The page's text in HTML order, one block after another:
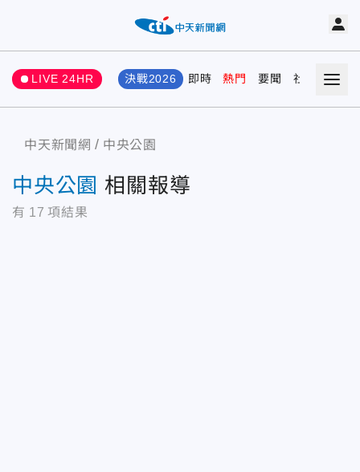
LIVE 24HR 決戰2026 即時 熱門 要聞 社會 娛樂
中天新聞網 中央公園
中央公園 相關報導
有 17 項結果